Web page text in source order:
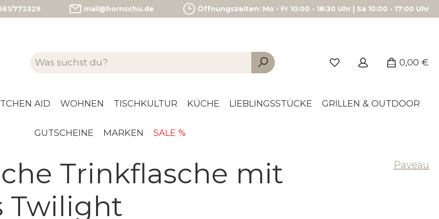
772329 mail@hornschu.de Öffnungszeiten: Mo - Fr 10:00 - 18:30 Uhr | Sa 10:00 - 17:00 Uhr
0,00 €
AID WOHNEN TISCHKULTUR KÜCHE LIEBLINGSSTÜCKE GRILLEN & OUTDOOR
GUTSCHEINE MARKEN SALE %
Trinkflasche mit
Twilight
Paveau